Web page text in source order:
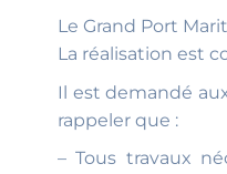
Le Grand Port
La réalisation est
Il est demandé
rappeler que :
– Tous travaux